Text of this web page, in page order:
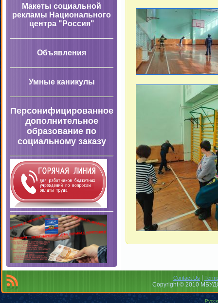
Макеты социальной
рекламы Национального
центра "Россия"
Объявления
Умные каникулы
Персонифицированное
дополнительное
образование по
социальному заказу
Contact Us
Copyright © 2010